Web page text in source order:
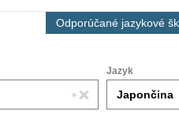
Odporúčané jazykové
Jazyk